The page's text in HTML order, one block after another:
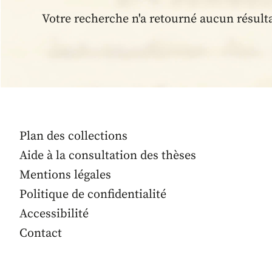
Votre recherche n'a retourné aucun
Plan des collections
Aide à la consultation des thèses
Mentions légales
Politique de confidentialité
Accessibilité
Contact